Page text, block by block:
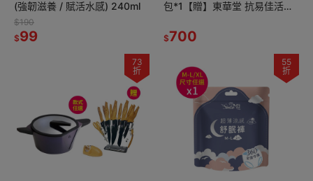
(強韌滋養 / 賦活水感) 240ml
$190
$99
包*1【贈】東華堂 抗易佳活力
$700
73
折
55
折